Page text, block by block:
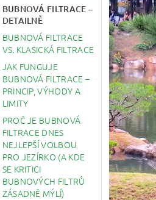
BUBNOVÁ FILTRACE –
DETAILNĚ
BUBNOVÁ FILTRACE
VS. KLASICKÁ FILTRACE
JAK FUNGUJE
BUBNOVÁ FILTRACE –
PRINCIP, VÝHODY A
LIMITY
PROČ JE BUBNOVÁ
FILTRACE DNES
NEJLEPŠÍ VOLBOU
PRO JEZÍRKO (A KDE
SE KRITICI
BUBNOVÝCH FILTRŮ
ZÁSADNĚ MÝLÍ)